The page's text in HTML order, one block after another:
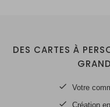
DES CARTES À
Votre
Création